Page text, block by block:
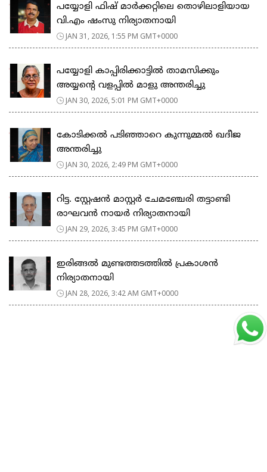
പയ്യോളി ഫിഷ് മാർക്കറ്റിലെ തൊഴിലാളിയായ
വി.എം ഷംസു നിര്യാതനായി
JAN 31, 2026, 1:55 PM GMT+0000
പയ്യോളി കാപ്പിരിക്കാട്ടിൽ താമസിക്കും
അയ്യന്റെ വളപ്പിൽ മാളു അന്തരിച്ചു
JAN 30, 2026, 5:01 PM GMT+0000
കോടിക്കൽ പടിഞ്ഞാറെ കുന്നുമ്മൽ ഖദീജ
അന്തരിച്ചു
JAN 30, 2026, 2:49 PM GMT+0000
റിട്ട. സ്റ്റേഷൻ മാസ്റ്റർ ചേമഞ്ചേരി തട്ടാണ്ടി
രാഘവൻ നായർ നിര്യാതനായി
JAN 29, 2026, 3:45 PM GMT+0000
ഇരിങ്ങൽ മുണ്ടത്തടത്തിൽ പ്രകാശൻ
നിര്യാതനായി
JAN 28, 2026, 3:42 AM GMT+0000